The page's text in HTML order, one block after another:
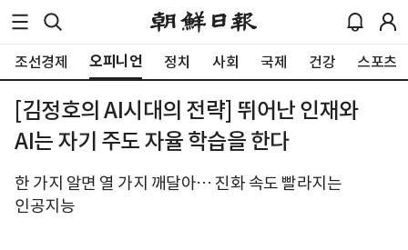
조선경제 오피니언 정치 사회 국제 건강 스포츠
[김정호의 AI시대의 전략] 뛰어난 인재와
AI는 자기 주도 자율 학습을 한다
한 가지 알면 열 가지 깨달아… 진화 속도 빨라지는
인공지능